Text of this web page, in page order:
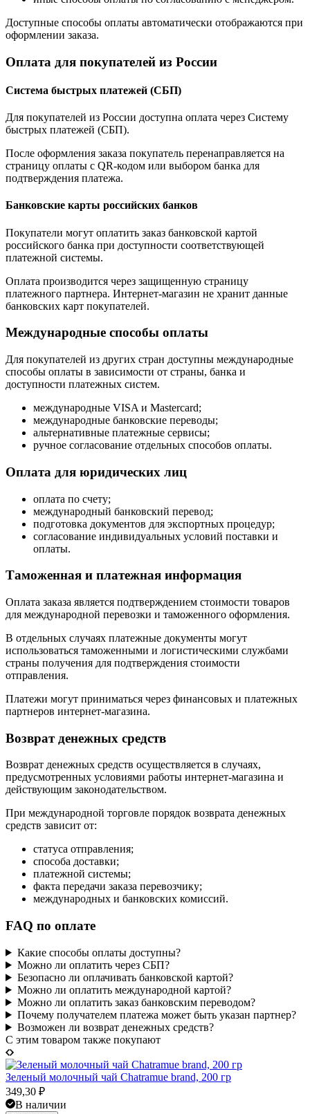
Доступные способы оплаты автоматически отображаются при
оформлении заказа.
Оплата для покупателей из России
Система быстрых платежей (СБП)
Для покупателей из России доступна оплата через Систему
быстрых платежей (СБП).
После оформления заказа покупатель перенаправляется на
страницу оплаты с QR-кодом или выбором банка для
подтверждения платежа.
Банковские карты российских банков
Покупатели могут оплатить заказ банковской картой
российского банка при доступности соответствующей
платежной системы.
Оплата производится через защищенную страницу
платежного партнера. Интернет-магазин не хранит данные
банковских карт покупателей.
Международные способы оплаты
Для покупателей из других стран доступны международные
способы оплаты в зависимости от страны, банка и
доступности платежных систем.
международные VISA и Mastercard;
международные банковские переводы;
альтернативные платежные сервисы;
ручное согласование отдельных способов оплаты.
Оплата для юридических лиц
оплата по счету;
международный банковский перевод;
подготовка документов для экспортных процедур;
согласование индивидуальных условий поставки и
оплаты.
Таможенная и платежная информация
Оплата заказа является подтверждением стоимости товаров
для международной перевозки и таможенного оформления.
В отдельных случаях платежные документы могут
использоваться таможенными и логистическими службами
страны получения для подтверждения стоимости
отправления.
Платежи могут приниматься через финансовых и платежных
партнеров интернет-магазина.
Возврат денежных средств
Возврат денежных средств осуществляется в случаях,
предусмотренных условиями работы интернет-магазина и
действующим законодательством.
При международной торговле порядок возврата денежных
средств зависит от:
статуса отправления;
способа доставки;
платежной системы;
факта передачи заказа перевозчику;
международных и банковских комиссий.
FAQ по оплате
Какие способы оплаты доступны?
Можно ли оплатить через СБП?
Безопасно ли оплачивать банковской картой?
Можно ли оплатить международной картой?
Можно ли оплатить заказ банковским переводом?
Почему получателем платежа может быть указан партнер?
Возможен ли возврат денежных средств?
C этим товаром также покупают
Зеленый молочный чай Chatramue brand, 200 гр
349,30 ₽
В наличии